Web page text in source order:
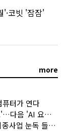
코빗 '잠잠'
more
퓨터가 연다
'마그네슘 되고 칼슘 안되고'…다음 'AI 요약' 갈 길은
테마파크에 요양원까지…이종사업 눈독 들이는 게임사